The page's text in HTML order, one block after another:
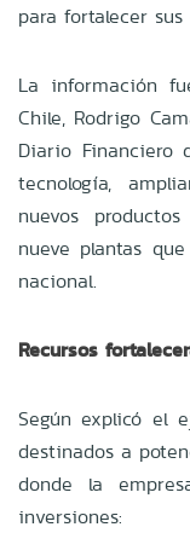
para fortalecer
La información
Chile, Rodrigo
Diario Financiero
tecnología,
nuevos
nueve plantas
nacional.
Recursos
Según explicó el
destinados a
donde la
inversiones: